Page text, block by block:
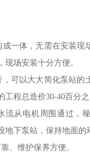
一体，无需在安装现
现场安装十分方便。
可以大大简化泵站的
程总造价30-40百分之
流从电机周围通过，
地下泵站，保持地面的
、维护保养方便。